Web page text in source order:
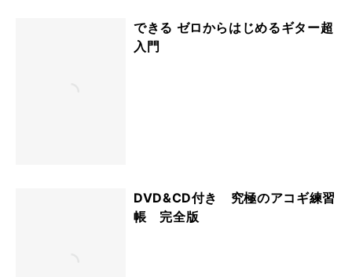
できる ゼロからはじめるギター超
入門
DVD&CD付き 究極のアコギ練習
帳 完全版